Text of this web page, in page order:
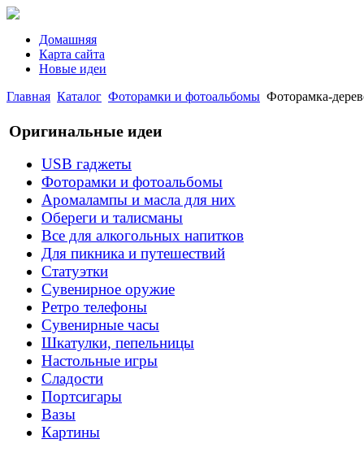
Домашняя
Карта сайта
Новые идеи
Главная Каталог Фоторамки и фотоальбомы Фоторамка-
Оригинальные идеи
USB гаджеты
Фоторамки и фотоальбомы
Аромалампы и масла для них
Обереги и талисманы
Все для алкогольных напитков
Для пикника и путешествий
Статуэтки
Сувенирное оружие
Ретро телефоны
Сувенирные часы
Шкатулки, пепельницы
Настольные игры
Сладости
Портсигары
Вазы
Картины